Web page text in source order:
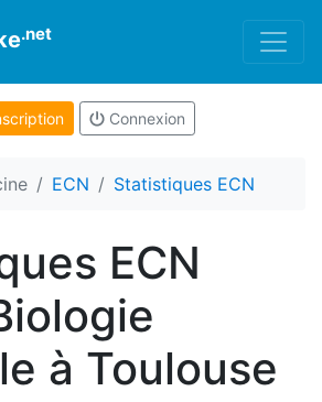
.net
Connexion
ECN Statistiques ECN
ECN
à Toulouse